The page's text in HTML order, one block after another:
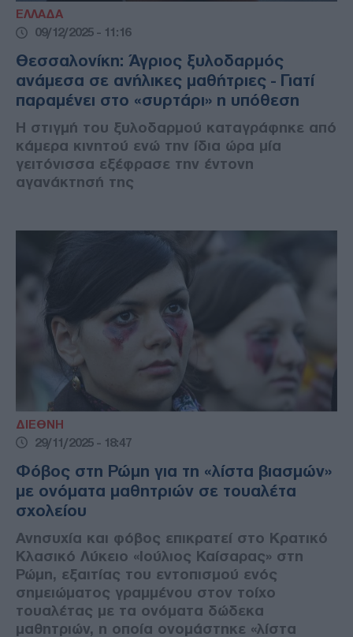
ΕΛΛΑΔΑ
09/12/2025 - 11:16
Θεσσαλονίκη: Άγριος ξυλοδαρμός
ανάμεσα σε ανήλικες μαθήτριες - Γιατί
παραμένει στο «συρτάρι» η υπόθεση
Η στιγμή του ξυλοδαρμού καταγράφηκε από
κάμερα κινητού ενώ την ίδια ώρα μία
γειτόνισσα εξέφρασε την έντονη
αγανάκτησή της
ΔΙΕΘΝΗ
29/11/2025 - 18:47
Φόβος στη Ρώμη για τη «λίστα βιασμών»
με ονόματα μαθητριών σε τουαλέτα
σχολείου
Ανησυχία και φόβος επικρατεί στο Κρατικό
Κλασικό Λύκειο «Ιούλιος Καίσαρας» στη
Ρώμη, εξαιτίας του εντοπισμού ενός
σημειώματος γραμμένου στον τοίχο
τουαλέτας με τα ονόματα δώδεκα
μαθητριών, η οποία ονομάστηκε «λίστα